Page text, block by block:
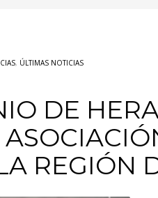
, ÚLTIMAS NOTICIAS
DE
REGIÓN